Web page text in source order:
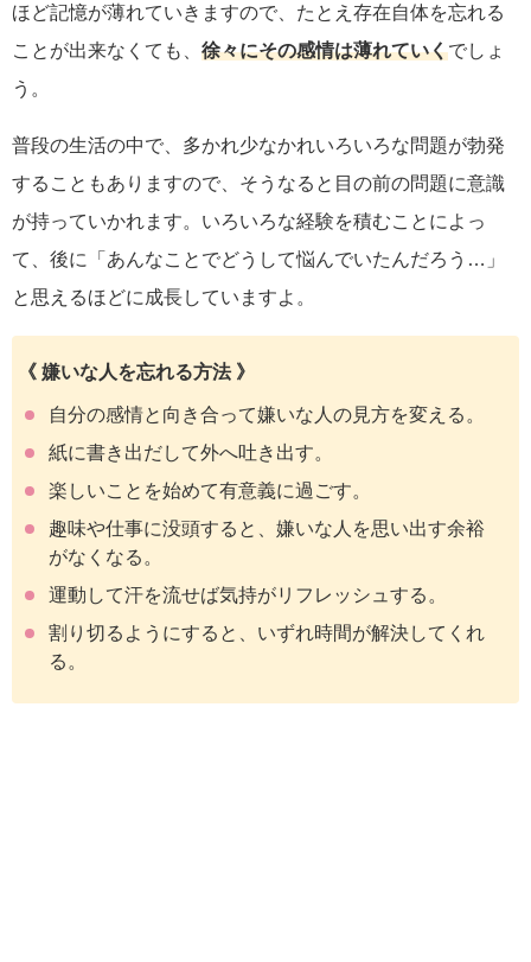
ほど記憶が薄れていきますので、たとえ存在自体を忘れる
ことが出来なくても、 徐々にその感情は薄れていくでしょ
う。
普段の生活の中で、多かれ少なかれいろいろな問題が勃発
することもありますので、そうなると目の前の問題に意識
が持っていかれます。いろいろな経験を積むことによっ
て、後に「あんなことでどうして悩んでいたんだろう…」
と思えるほどに成長していますよ。
《 嫌いな人を忘れる方法 》
自分の感情と向き合って嫌いな人の見方を変える。
紙に書き出だして外へ吐き出す。
楽しいことを始めて有意義に過ごす。
趣味や仕事に没頭すると、嫌いな人を思い出す余裕
がなくなる。
運動して汗を流せば気持がリフレッシュする。
割り切るようにすると、いずれ時間が解決してくれ
る。